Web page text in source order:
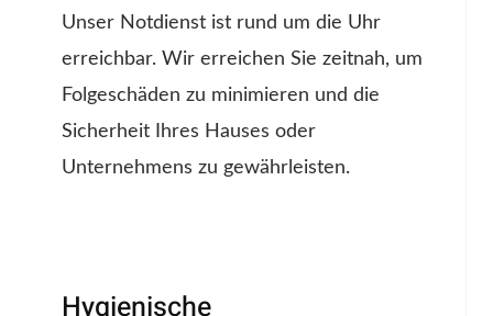
Unser Notdienst ist rund um die Uhr
erreichbar. Wir erreichen Sie zeitnah, um
Folgeschäden zu minimieren und die
Sicherheit Ihres Hauses oder
Unternehmens zu gewährleisten.